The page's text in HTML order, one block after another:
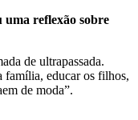
reflexão sobre
de ultrapassada.
família, educar os filhos,
de moda”.